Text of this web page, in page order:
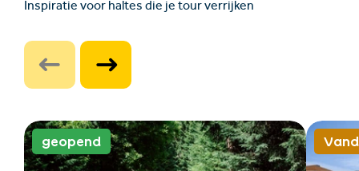
Inspiratie voor haltes die je tour verrijken
geopend